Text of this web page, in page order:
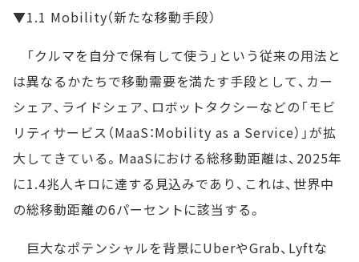
▼1.1 Mobility（新たな移動手段）
「クルマを自分で保有して使う」という従来の用法と
は異なるかたちで移動需要を満たす手段として、カー
シェア、ライドシェア、ロボットタクシーなどの「モビ
リティサービス（MaaS：Mobility as a Service）」が拡
大してきている。MaaSにおける総移動距離は、2025年
に1.4兆人キロに達する見込みであり、これは、世界中
の総移動距離の6パーセントに該当する。
巨大なポテンシャルを背景にUberやGrab、Lyftな